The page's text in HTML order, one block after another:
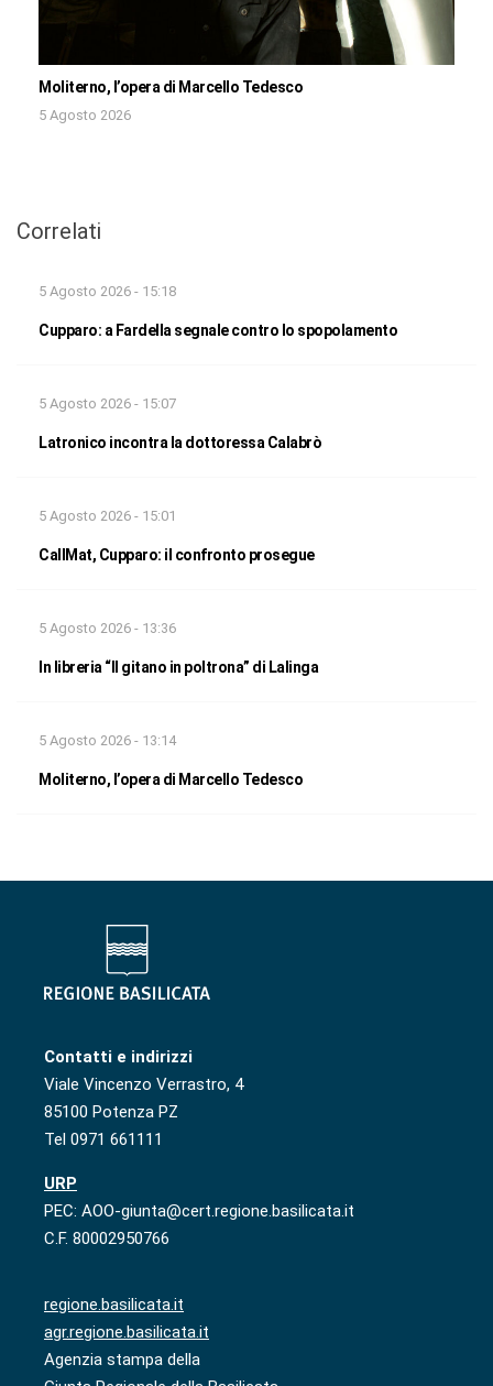
Moliterno, l’opera di Marcello Tedesco
5 Agosto 2026
Correlati
5 Agosto 2026 - 15:18
Cupparo: a Fardella segnale contro lo spopolamento
5 Agosto 2026 - 15:07
Latronico incontra la dottoressa Calabrò
5 Agosto 2026 - 15:01
CallMat, Cupparo: il confronto prosegue
5 Agosto 2026 - 13:36
In libreria “Il gitano in poltrona” di Lalinga
5 Agosto 2026 - 13:14
Moliterno, l’opera di Marcello Tedesco
Contatti e indirizzi
Viale Vincenzo Verrastro, 4
85100 Potenza PZ
Tel 0971 661111
URP
PEC: AOO-giunta@cert.regione.basilicata.it
C.F. 80002950766
regione.basilicata.it
agr.regione.basilicata.it
Agenzia stampa della